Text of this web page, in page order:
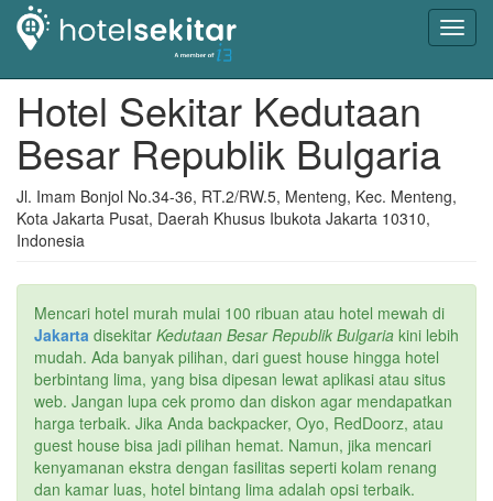
Hotel Sekitar Kedutaan
Besar Republik Bulgaria
Jl. Imam Bonjol No.34-36, RT.2/RW.5, Menteng, Kec. Menteng,
Kota Jakarta Pusat, Daerah Khusus Ibukota Jakarta 10310,
Indonesia
Mencari hotel murah mulai 100 ribuan atau hotel mewah di
Jakarta disekitar Kedutaan Besar Republik Bulgaria kini lebih
mudah. Ada banyak pilihan, dari guest house hingga hotel
berbintang lima, yang bisa dipesan lewat aplikasi atau situs
web. Jangan lupa cek promo dan diskon agar mendapatkan
harga terbaik. Jika Anda backpacker, Oyo, RedDoorz, atau
guest house bisa jadi pilihan hemat. Namun, jika mencari
kenyamanan ekstra dengan fasilitas seperti kolam renang
dan kamar luas, hotel bintang lima adalah opsi terbaik.